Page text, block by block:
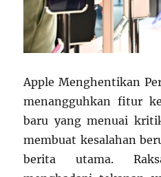
Apple Menghentikan
menangguhkan fitur
baru yang menuai
membuat kesalahan
berita utama.